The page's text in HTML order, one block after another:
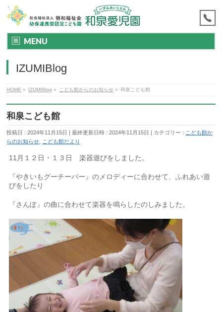
MENU
IZUMIBlog
HOME » IZUMIBlog » こども館からのお知らせ » 和泉こども館
和泉こども館
投稿日 : 2024年11月15日 最終更新日時 : 2024年11月15日 カテゴリー : こども館か
らのお知らせ
こども館だより
11月１２日・１３日 楽器遊びをしました。
『やきいもグーチーパー』のメロディーに合わせて、ふれあい遊
びをしたり
『さんぽ』の曲に合わせて楽器を鳴らしたのしみました。